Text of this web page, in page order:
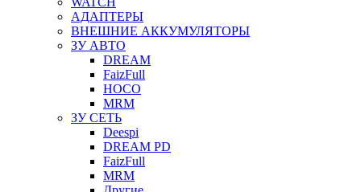
АДАПТЕРЫ
ВНЕШНИЕ АККУМУЛЯТОРЫ
ЗУ АВТО
DREAM
FaizFull
HOCO
MRM
ЗУ СЕТЬ
Deespi
DREAM PD
FaizFull
MRM